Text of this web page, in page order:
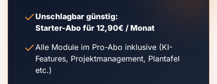
Unschlagbar günstig:
Starter-Abo für 12,90€ / Monat
Alle Module im Pro-Abo inklusive (KI-
Features, Projektmanagement, Plantafel
etc.)